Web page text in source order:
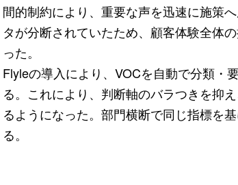
間的制約により、重要な声を迅速に施策
タが分断されていたため、顧客体験全体
った。
Flyleの導入により、VOCを自動で分類・
る。これにより、判断軸のバラつきを抑
るようになった。部門横断で同じ指標を
る。